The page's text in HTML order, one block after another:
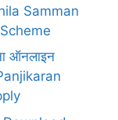
Samman
ऑनलाइन